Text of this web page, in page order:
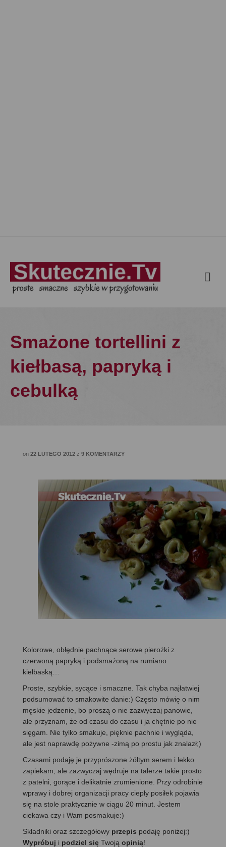
Smażone tortellini z
kiełbasą, papryką i
cebulką
on 22 LUTEGO 2012 z 9 KOMENTARZY
Kolorowe, obłędnie pachnące serowe pierożki z
czerwoną papryką i podsmażoną na rumiano
kiełbaską…
Proste, szybkie, sycące i smaczne. Tak chyba najłatwiej
podsumować to smakowite danie:) Często mówię o nim
męskie jedzenie, bo proszą o nie zazwyczaj panowie,
ale przyznam, że od czasu do czasu i ja chętnie po nie
sięgam. Nie tylko smakuje, pięknie pachnie i wygląda,
ale jest naprawdę pożywne -zimą po prostu jak znalazł;)
Czasami podaję je przyprószone żółtym serem i lekko
zapiekam, ale zazwyczaj wędruje na talerze takie prosto
z patelni, gorące i delikatnie zrumienione. Przy odrobinie
wprawy i dobrej organizacji pracy ciepły posiłek pojawia
się na stole praktycznie w ciągu 20 minut. Jestem
ciekawa czy i Wam posmakuje:)
Składniki oraz szczegółowy przepis podaję poniżej:)
Wypróbuj i podziel się Twoją opinią!